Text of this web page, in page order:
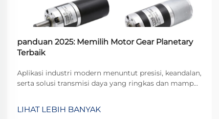
panduan 2025: Memilih Motor Gear Planetary
Terbaik
Aplikasi industri modern menuntut presisi, keandalan,
serta solusi transmisi daya yang ringkas dan mampu
teknik dalam teknologi transmisi daya.
LIHAT LEBIH BANYAK